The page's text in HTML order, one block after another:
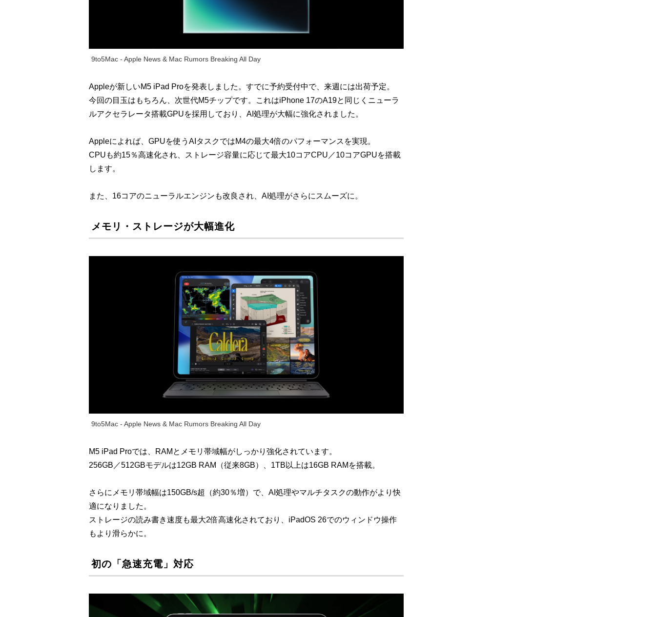
9to5Mac - Apple News & Mac Rumors Breaking All Day
Appleが新しいM5 iPad Proを発表しました。すでに予約受付中で、来週には出荷予定。
今回の目玉はもちろん、次世代M5チップです。これはiPhone 17のA19と同じくニューラ
ルアクセラレータ搭載GPUを採用しており、AI処理が大幅に強化されました。
Appleによれば、GPUを使うAIタスクではM4の最大4倍のパフォーマンスを実現。
CPUも約15％高速化され、ストレージ容量に応じて最大10コアCPU／10コアGPUを搭載
します。
また、16コアのニューラルエンジンも改良され、AI処理がさらにスムーズに。
メモリ・ストレージが大幅進化
9to5Mac - Apple News & Mac Rumors Breaking All Day
M5 iPad Proでは、RAMとメモリ帯域幅がしっかり強化されています。
256GB／512GBモデルは12GB RAM（従来8GB）、1TB以上は16GB RAMを搭載。
さらにメモリ帯域幅は150GB/s超（約30％増）で、AI処理やマルチタスクの動作がより快
適になりました。
ストレージの読み書き速度も最大2倍高速化されており、iPadOS 26でのウィンドウ操作
もより滑らかに。
初の「急速充電」対応